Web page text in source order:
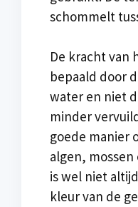
schommelt
De kracht van
bepaald door
water en niet
minder
goede manier
algen,
is wel niet
kleur van de